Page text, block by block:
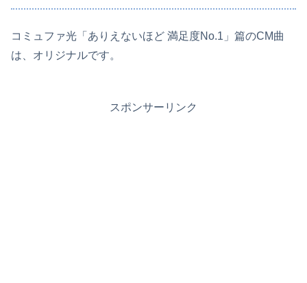
コミュファ光「ありえないほど 満足度No.1」篇のCM曲
は、オリジナルです。
スポンサーリンク